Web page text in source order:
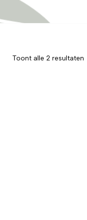
Toont alle 2 resultaten